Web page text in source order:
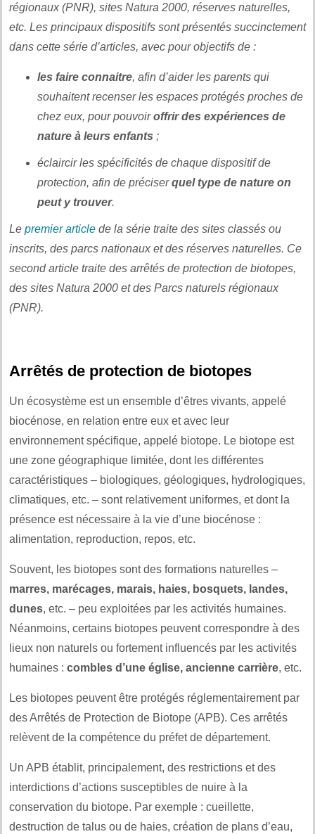
régionaux (PNR), sites Natura 2000, réserves naturelles,
etc. Les principaux dispositifs sont présentés succinctement
dans cette série d’articles, avec pour objectifs de :
les faire connaitre, afin d’aider les parents qui
souhaitent recenser les espaces protégés proches de
chez eux, pour pouvoiroffrir des expériences de
nature à leurs enfants ;
éclaircir les spécificités de chaque dispositif de
protection, afin de préciserquel type de nature on
peut y trouver.
Le premier article de la série traite des sites classés ou
inscrits, des parcs nationaux et des réserves naturelles. Ce
second article traite des arrêtés de protection de biotopes,
des sites Natura 2000 et des Parcs naturels régionaux
(PNR).
Arrêtés de protection de biotopes
Un écosystème est un ensemble d’êtres vivants, appelé
biocénose, en relation entre eux et avec leur
environnement spécifique, appelé biotope. Le biotope est
une zone géographique limitée, dont les différentes
caractéristiques – biologiques, géologiques, hydrologiques,
climatiques, etc. – sont relativement uniformes, et dont la
présence est nécessaire à la vie d’une biocénose :
alimentation, reproduction, repos, etc.
Souvent, les biotopes sont des formations naturelles –
marres, marécages, marais, haies, bosquets, landes,
dunes, etc. – peu exploitées par les activités humaines.
Néanmoins, certains biotopes peuvent correspondre à des
lieux non naturels ou fortement influencés par les activités
humaines : combles d’une église, ancienne carrière, etc.
Les biotopes peuvent être protégés réglementairement par
des Arrêtés de Protection de Biotope (APB). Ces arrêtés
relèvent de la compétence du préfet de département.
Un APB établit, principalement, des restrictions et des
interdictions d’actions susceptibles de nuire à la
conservation du biotope. Par exemple : cueillette,
destruction de talus ou de haies, création de plans d’eau,